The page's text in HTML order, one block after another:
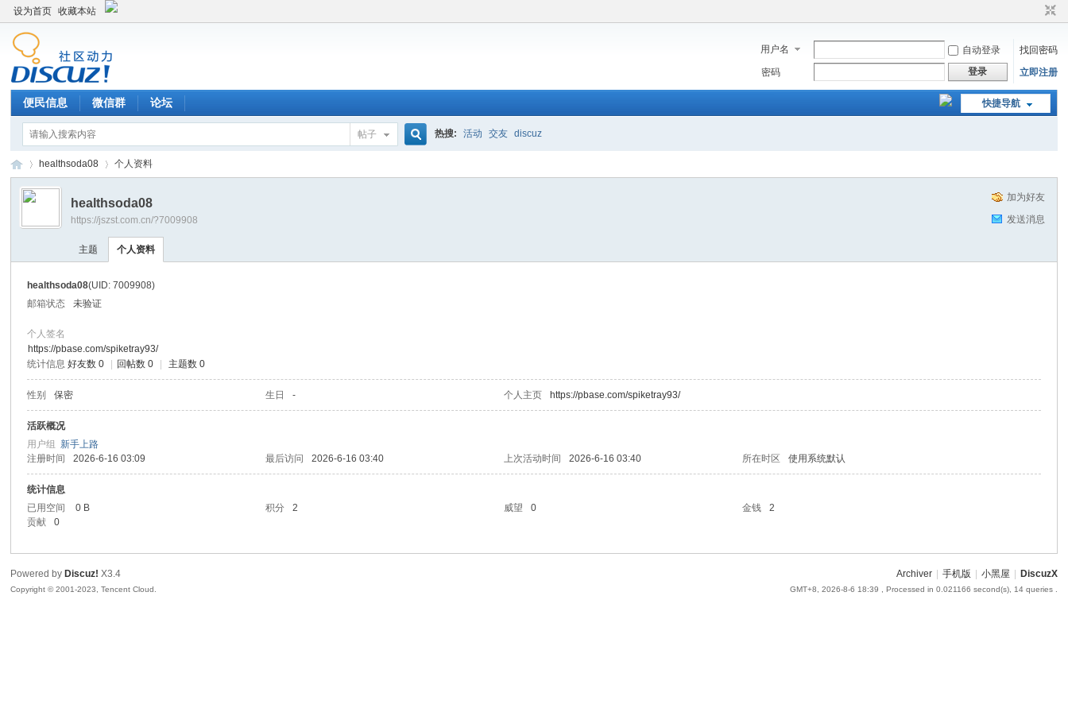
设为首页 收藏本站
用户名 自动登录
找回密码
密码
登录 立即注册
快捷导航
便民信息 微信群 论坛
帖子 热搜: 活动 交友 discuz
›
healthsoda08 个人资料
加为好友
发送消息
healthsoda08
https://jszst.com.cn/?7009908
主题 个人资料
healthsoda08(UID: 7009908)
邮箱状态
未验证
个人签名
https://pbase.com/spiketray93/
统计信息 好友数 0 回帖数 0 主题数 0
性别 保密 生日 - 个人主页 https://pbase.com/spiketray93/
活跃概况
用户组新手上路
注册时间
2026-6-16 03:09 最后访问 2026-6-16 03:40 上次活动时间 2026-6-16 03:40 所在时区 使用系统默认
统计信息
已用空间
0 B 积分 2 威望 0 金钱
2
贡献
0
Archiver 手机版 小黑屋 DiscuzX
GMT+8, 2026-8-6 18:39 , Processed in 0.021166 second(s), 14 queries .
Powered by Discuz! X3.4
Copyright © 2001-2023, Tencent Cloud.